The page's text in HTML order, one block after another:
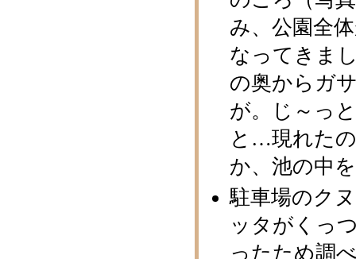
み、公園全
なってきま
の奥からガ
が。じ～っ
と…現れた
か、池の中
駐車場のク
ッタがくっ
ったため調